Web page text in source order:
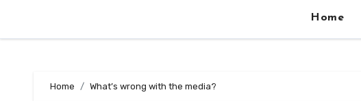
Home
Home What’s wrong with the media?